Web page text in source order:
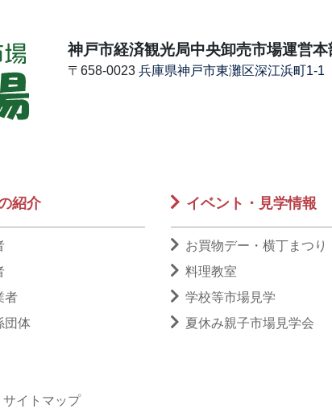
神戸市経済観光局中央卸売市場運営
〒658-0023 兵庫県神戸市東灘区深江浜町1-1
紹介
者
団体
イベント・見学情報
お買物デー・横丁まつり
料理教室
学校等市場見学
夏休み親子市場見学会
サイトマップ